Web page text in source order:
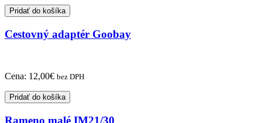
Pridať do košíka
Cestovný adaptér Goobay
Cena: 12,00€ bez DPH
Pridať do košíka
Rameno malé IM21/30